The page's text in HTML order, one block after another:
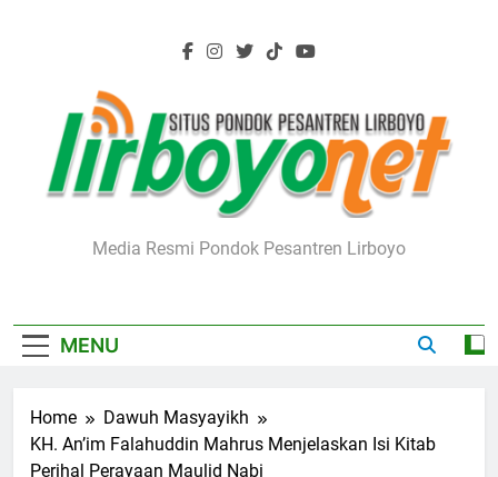
Lirboyo.net
Media Resmi Pondok Pesantren Lirboyo
MENU
Home
Dawuh Masyayikh
KH. An’im Falahuddin Mahrus Menjelaskan Isi Kitab
Perihal Perayaan Maulid Nabi